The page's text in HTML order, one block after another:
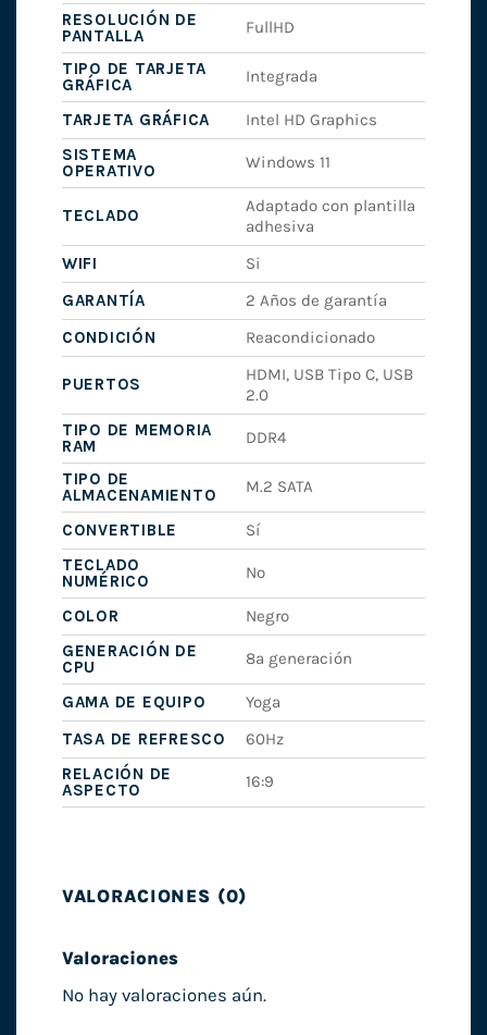
RESOLUCIÓN DE
PANTALLA
FullHD
TIPO DE TARJETA
GRÁFICA
Integrada
TARJETA GRÁFICA
Intel HD Graphics
SISTEMA
OPERATIVO
Windows 11
TECLADO
Adaptado con plantilla
adhesiva
WIFI
Si
GARANTÍA
2 Años de garantía
CONDICIÓN
Reacondicionado
PUERTOS
HDMI, USB Tipo C, USB
2.0
TIPO DE MEMORIA
RAM
DDR4
TIPO DE
ALMACENAMIENTO
M.2 SATA
CONVERTIBLE
Sí
TECLADO
NUMÉRICO
No
COLOR
Negro
GENERACIÓN DE
CPU
8ª generación
GAMA DE EQUIPO
Yoga
TASA DE REFRESCO
60Hz
RELACIÓN DE
ASPECTO
16:9
VALORACIONES (0)
Valoraciones
No hay valoraciones aún.